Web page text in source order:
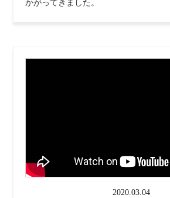
かがってきました。
2020.03.04